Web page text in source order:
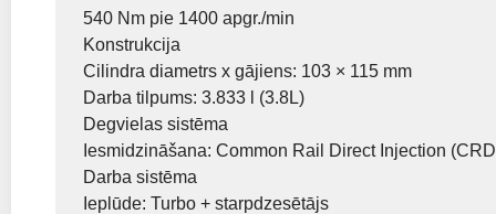
540 Nm pie 1400 apgr./min
Konstrukcija
Cilindra diametrs x gājiens: 103 × 115 mm
Darba tilpums: 3.833 l (3.8L)
Degvielas sistēma
Iesmidzināšana: Common Rail Direct Injection
Darba sistēma
Ieplūde: Turbo + starpdzesētājs